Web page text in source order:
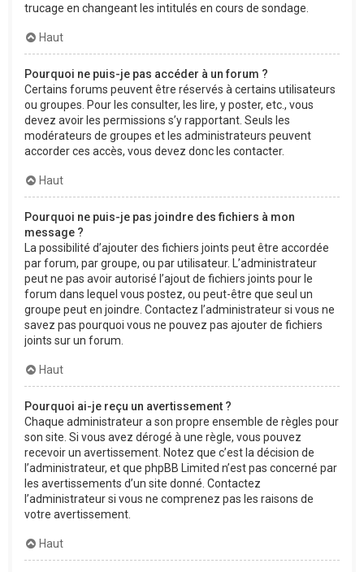
trucage en changeant les intitulés en cours de sondage.
Haut
Pourquoi ne puis-je pas accéder à un forum ?
Certains forums peuvent être réservés à certains utilisateurs
ou groupes. Pour les consulter, les lire, y poster, etc., vous
devez avoir les permissions s’y rapportant. Seuls les
modérateurs de groupes et les administrateurs peuvent
accorder ces accès, vous devez donc les contacter.
Haut
Pourquoi ne puis-je pas joindre des fichiers à mon
message ?
La possibilité d’ajouter des fichiers joints peut être accordée
par forum, par groupe, ou par utilisateur. L’administrateur
peut ne pas avoir autorisé l’ajout de fichiers joints pour le
forum dans lequel vous postez, ou peut-être que seul un
groupe peut en joindre. Contactez l’administrateur si vous ne
savez pas pourquoi vous ne pouvez pas ajouter de fichiers
joints sur un forum.
Haut
Pourquoi ai-je reçu un avertissement ?
Chaque administrateur a son propre ensemble de règles pour
son site. Si vous avez dérogé à une règle, vous pouvez
recevoir un avertissement. Notez que c’est la décision de
l’administrateur, et que phpBB Limited n’est pas concerné par
les avertissements d’un site donné. Contactez
l’administrateur si vous ne comprenez pas les raisons de
votre avertissement.
Haut